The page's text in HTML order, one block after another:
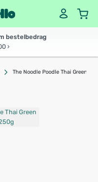
bestelbedrag
›
The Noodle Poodle Thai Green